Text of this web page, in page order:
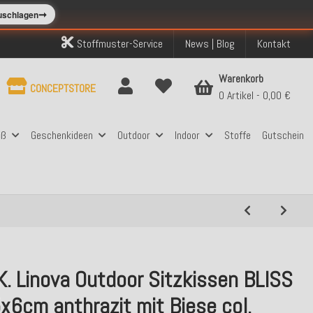
➞
Stoffmuster-Service News | Blog Kontakt
Geschenkideen Outdoor Indoor Stoffe Gutschein
CONCEPTSTORE
Warenkorb
0 Artikel
0,00 €
Linova Outdoor Sitzkissen BLISS
anthrazit mit Biese col.